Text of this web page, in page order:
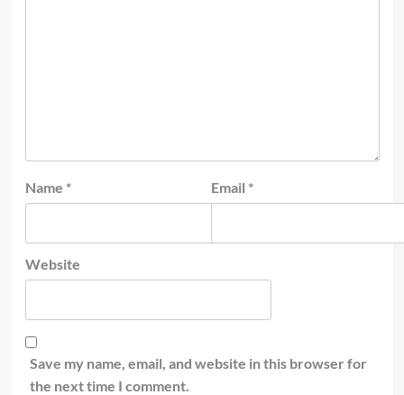
Name * Email *
Website
Save my name, email, and website in this browser for
the next time I comment.